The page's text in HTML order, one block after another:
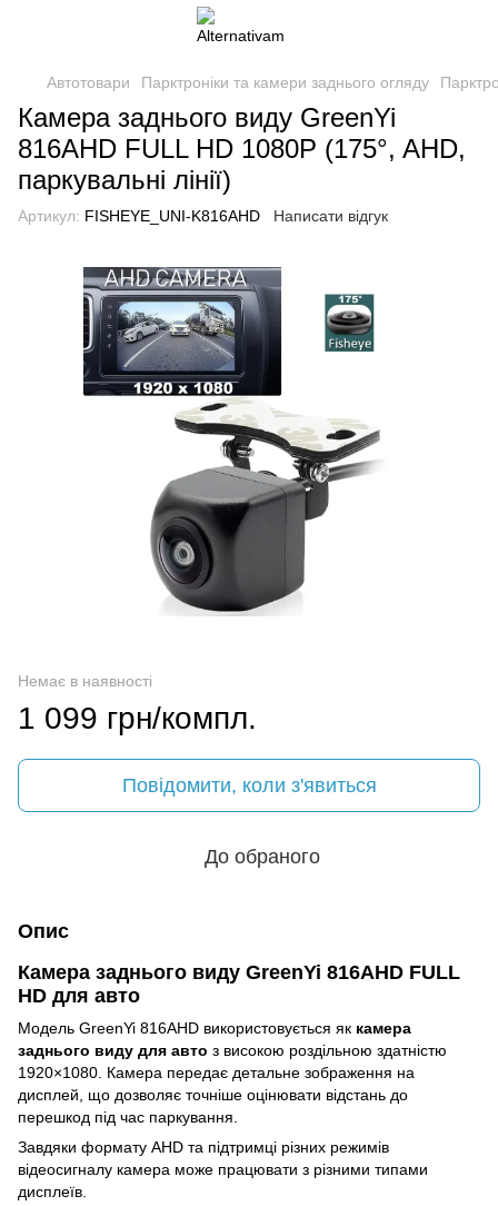
Автотовари Парктроніки та камери заднього огляду
Камера заднього виду GreenYi
816AHD FULL HD 1080P (175°, AHD,
паркувальні лінії)
Артикул: FISHEYE_UNI-K816AHD Написати відгук
Немає в наявності
1 099 грн/компл.
Повідомити, коли з'явиться
До обраного
Опис
Камера заднього виду GreenYi 816AHD FULL
HD для авто
Модель GreenYi 816AHD використовується як камера
заднього виду для авто з високою роздільною здатністю
1920×1080. Камера передає детальне зображення на
дисплей, що дозволяє точніше оцінювати відстань до
перешкод під час паркування.
Завдяки формату AHD та підтримці різних режимів
відеосигналу камера може працювати з різними типами
дисплеїв.